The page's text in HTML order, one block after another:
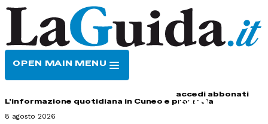
OPEN MAIN MENU
accedi abbonati
L'informazione quotidiana in Cuneo e provincia
8 agosto 2026